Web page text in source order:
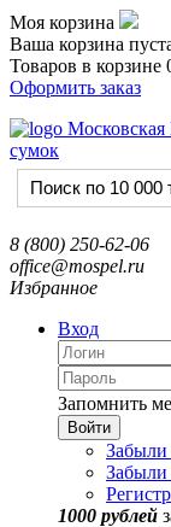
Моя корзина
Ваша корзина
Товаров в корзине
Оформить заказ
8 (800) 250-62-06
office@mospel.ru
Избранное
Вход
Запомнить
Войти
Забыли
Забыли
1000 рублей